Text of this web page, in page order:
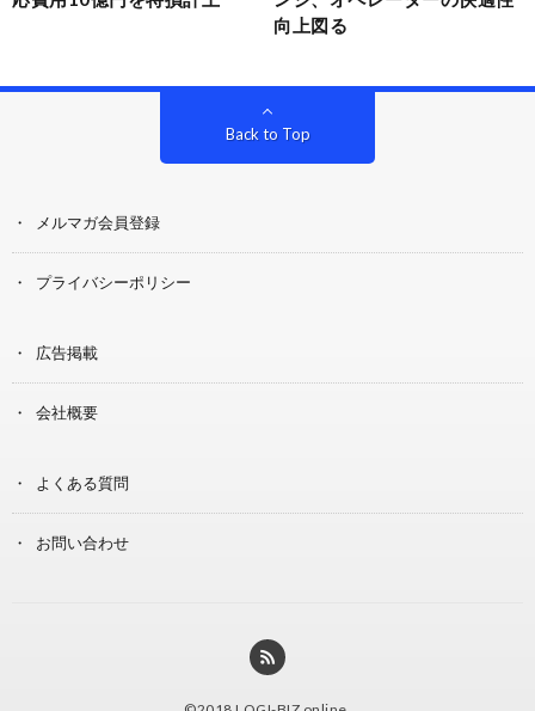
向上図る
Back to Top
メルマガ会員登録
プライバシーポリシー
広告掲載
会社概要
よくある質問
お問い合わせ